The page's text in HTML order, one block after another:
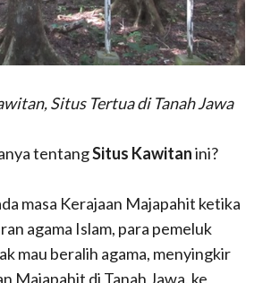
Situs Tertua di Tanah Jawa
tentangSitus Kawitanini?
masa Kerajaan Majapahit ketika
agama Islam, para pemeluk
mau beralih agama, menyingkir
Majapahit di Tanah Jawa, ke